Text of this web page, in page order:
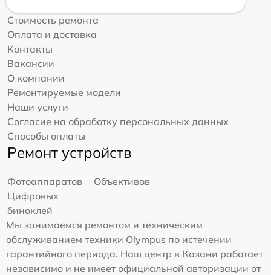
Стоимость ремонта
Оплата и доставка
Контакты
Вакансии
О компании
Ремонтируемые модели
Наши услуги
Согласие на обработку персональных данных
Способы оплаты
Ремонт устройств
Фотоаппаратов
Объективов
Цифровых
биноклей
Мы занимаемся ремонтом и техническим
обслуживанием техники Olympus по истечении
гарантийного периода. Наш центр в Казани работает
независимо и не имеет официальной авторизации от